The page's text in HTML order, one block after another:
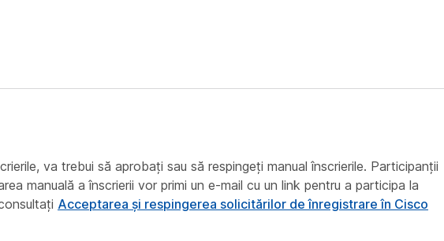
va trebui să aprobați sau să respingeți manual înscrierile. Participanții
manuală a înscrierii vor primi un e-mail cu un link pentru a participa la
Acceptarea și respingerea solicitărilor de înregistrare în Cisco